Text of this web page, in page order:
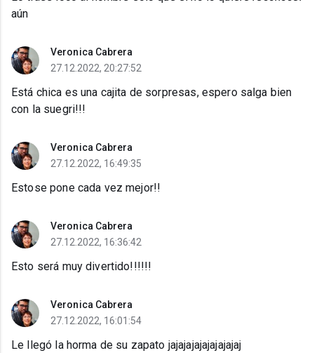
aún
Veronica Cabrera
27.12.2022, 20:27:52
Está chica es una cajita de sorpresas, espero salga bien
con la suegri!!!
Veronica Cabrera
27.12.2022, 16:49:35
Estose pone cada vez mejor!!
Veronica Cabrera
27.12.2022, 16:36:42
Esto será muy divertido!!!!!!
Veronica Cabrera
27.12.2022, 16:01:54
Le llegó la horma de su zapato jajajajajajajajajaj